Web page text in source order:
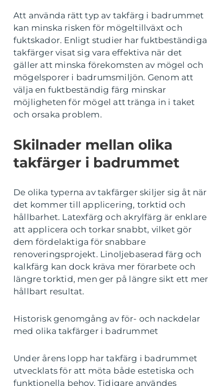
Att använda rätt typ av takfärg i badrummet
kan minska risken för mögeltillväxt och
fuktskador. Enligt studier har fuktbeständiga
takfärger visat sig vara effektiva när det
gäller att minska förekomsten av mögel och
mögelsporer i badrumsmiljön. Genom att
välja en fuktbeständig färg minskar
möjligheten för mögel att tränga in i taket
och orsaka problem.
Skilnader mellan olika
takfärger i badrummet
De olika typerna av takfärger skiljer sig åt när
det kommer till applicering, torktid och
hållbarhet. Latexfärg och akrylfärg är enklare
att applicera och torkar snabbt, vilket gör
dem fördelaktiga för snabbare
renoveringsprojekt. Linoljebaserad färg och
kalkfärg kan dock kräva mer förarbete och
längre torktid, men ger på längre sikt ett mer
hållbart resultat.
Historisk genomgång av för- och nackdelar
med olika takfärger i badrummet
Under årens lopp har takfärg i badrummet
utvecklats för att möta både estetiska och
funktionella behov. Tidigare användes